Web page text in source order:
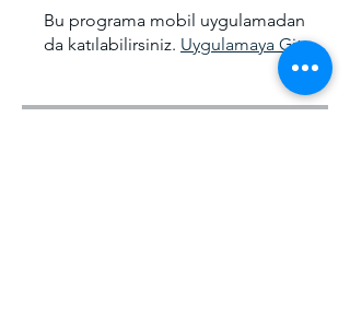
Bu programa mobil uygulamadan
da katılabilirsiniz. Uygulamaya Git